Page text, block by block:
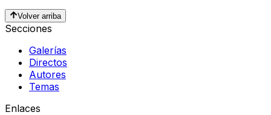
Volver arriba
Secciones
Galerías
Directos
Autores
Temas
Enlaces